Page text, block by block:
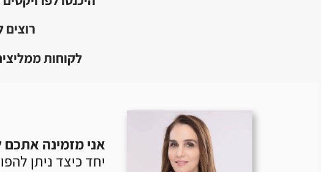
רוצים
לקוחות
אני מזמינה אתכם
יחד כיצד ניתן